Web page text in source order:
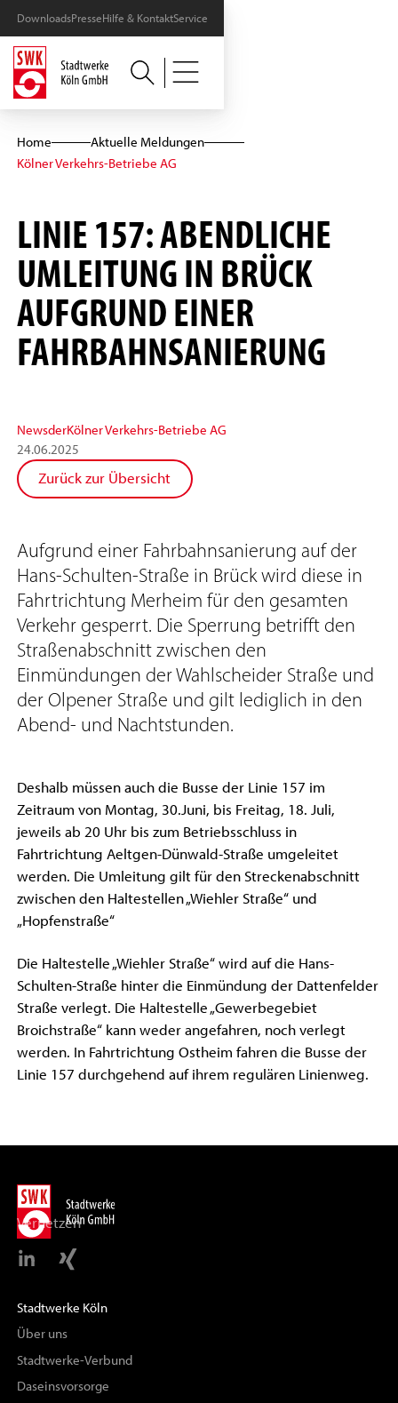
DownloadsPresseHilfe & KontaktService
Home
Aktuelle Meldungen
Kölner Verkehrs-Betriebe AG
LINIE 157: ABENDLICHE
UMLEITUNG IN BRÜCK
AUFGRUND EINER
FAHRBAHNSANIERUNG
NewsderKölner Verkehrs-Betriebe AG
24.06.2025
Zurück zur Übersicht
Aufgrund einer Fahrbahnsanierung auf der
Hans-Schulten-Straße in Brück wird diese in
Fahrtrichtung Merheim für den gesamten
Verkehr gesperrt. Die Sperrung betrifft den
Straßenabschnitt zwischen den
Einmündungen der Wahlscheider Straße und
der Olpener Straße und gilt lediglich in den
Abend- und Nachtstunden.
Deshalb müssen auch die Busse der Linie 157 im
Zeitraum von Montag, 30.Juni, bis Freitag, 18. Juli,
jeweils ab 20 Uhr bis zum Betriebsschluss in
Fahrtrichtung Aeltgen-Dünwald-Straße umgeleitet
werden. Die Umleitung gilt für den Streckenabschnitt
zwischen den Haltestellen „Wiehler Straße“ und
„Hopfenstraße“
Die Haltestelle „Wiehler Straße“ wird auf die Hans-
Schulten-Straße hinter die Einmündung der Dattenfelder
Straße verlegt. Die Haltestelle „Gewerbegebiet
Broichstraße“ kann weder angefahren, noch verlegt
werden. In Fahrtrichtung Ostheim fahren die Busse der
Linie 157 durchgehend auf ihrem regulären Linienweg.
Vernetzen
Stadtwerke Köln
Über uns
Stadtwerke-Verbund
Daseinsvorsorge